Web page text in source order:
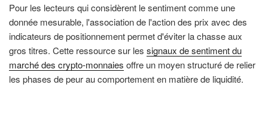
Pour les lecteurs qui considèrent le sentiment comme une
donnée mesurable, l'association de l'action des prix avec des
indicateurs de positionnement permet d'éviter la chasse aux
gros titres. Cette ressource sur les signaux de sentiment du
marché des crypto-monnaies offre un moyen structuré de relier
les phases de peur au comportement en matière de liquidité.